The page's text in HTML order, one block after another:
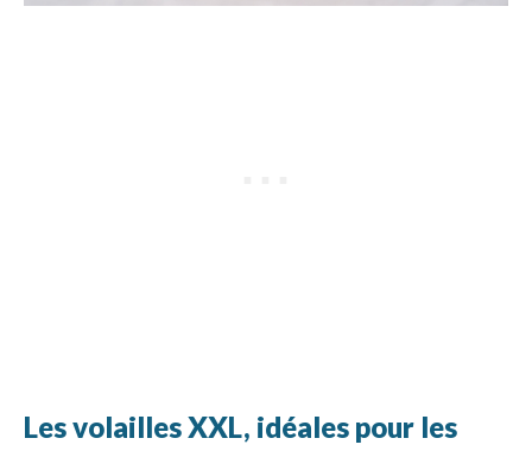
Les volailles XXL, idéales pour les